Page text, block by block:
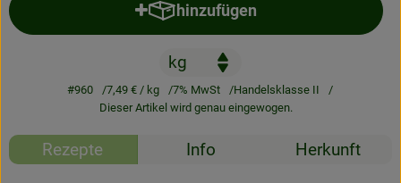
Bio-Kochboxen
hinzufügen
Produkt zum Warenkorb
#960 7,49 € / kg 7% MwSt
Handelsklasse II
Dieser Artikel wird genau eingewogen.
Rezepte Info Herkunft